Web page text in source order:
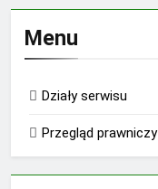
Menu
Działy serwisu
Przegląd prawniczy